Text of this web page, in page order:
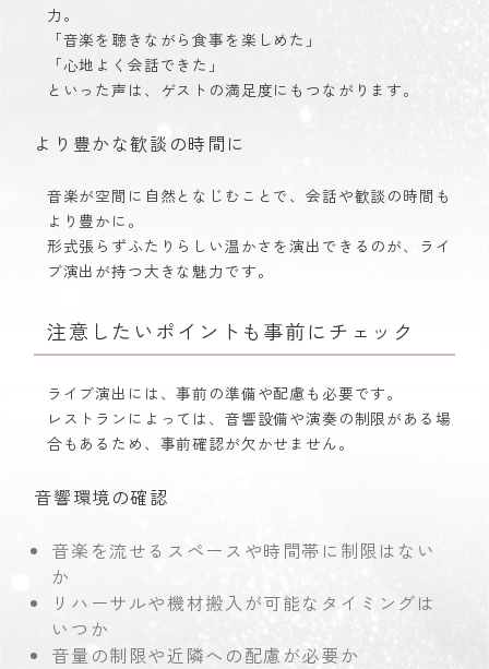
力。
「音楽を聴きながら食事を楽しめた」
「心地よく会話できた」
といった声は、ゲストの満足度にもつながります。
より豊かな歓談の時間に
音楽が空間に自然となじむことで、会話や歓談の時間も
より豊かに。
形式張らずふたりらしい温かさを演出できるのが、ライ
ブ演出が持つ大きな魅力です。
注意したいポイントも事前にチェック
ライブ演出には、事前の準備や配慮も必要です。
レストランによっては、音響設備や演奏の制限がある場
合もあるため、事前確認が欠かせません。
音響環境の確認
音楽を流せるスペースや時間帯に制限はない
か
リハーサルや機材搬入が可能なタイミングは
いつか
音量の制限や近隣への配慮が必要か